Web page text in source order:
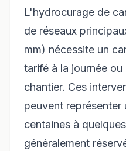
L'hydrocurage de
de réseaux
mm) nécessite un
tarifé à la journée
chantier. Ces
peuvent représenter
centaines à
généralement